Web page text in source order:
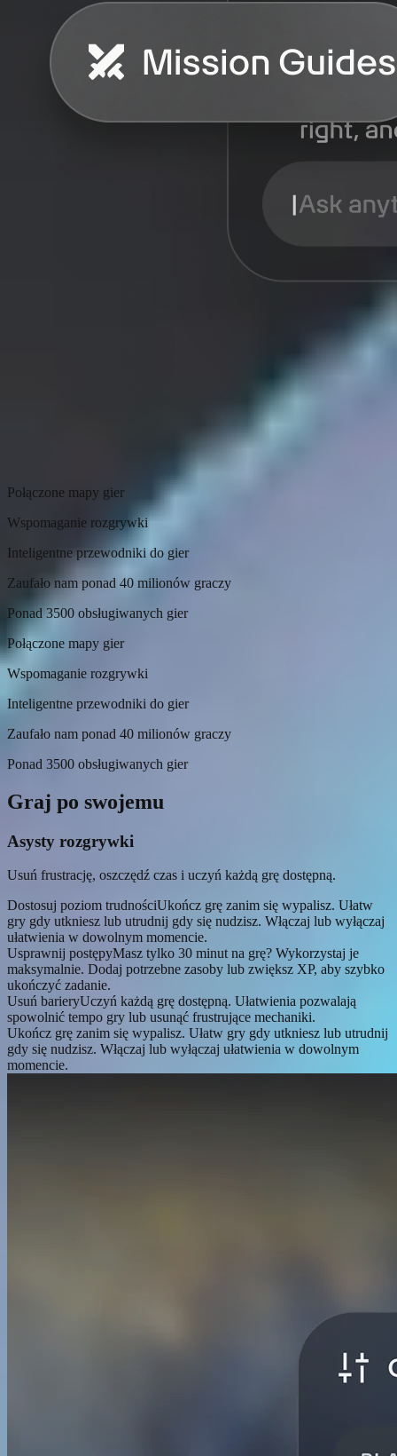
Połączone mapy gier
Wspomaganie rozgrywki
Inteligentne przewodniki do gier
Zaufało nam ponad 40 milionów graczy
Ponad 3500 obsługiwanych gier
Połączone mapy gier
Wspomaganie rozgrywki
Inteligentne przewodniki do gier
Zaufało nam ponad 40 milionów graczy
Ponad 3500 obsługiwanych gier
Graj po swojemu
Asysty rozgrywki
Usuń frustrację, oszczędź czas i uczyń każdą grę dostępną.
Dostosuj poziom trudnościUkończ grę zanim się wypalisz. Ułatw
gry gdy utkniesz lub utrudnij gdy się nudzisz. Włączaj lub wyłączaj
ułatwienia w dowolnym momencie.
Usprawnij postępyMasz tylko 30 minut na grę? Wykorzystaj je
maksymalnie. Dodaj potrzebne zasoby lub zwiększ XP, aby szybko
ukończyć zadanie.
Usuń barieryUczyń każdą grę dostępną. Ułatwienia pozwalają
spowolnić tempo gry lub usunąć frustrujące mechaniki.
Ukończ grę zanim się wypalisz. Ułatw gry gdy utkniesz lub utrudnij
gdy się nudzisz. Włączaj lub wyłączaj ułatwienia w dowolnym
momencie.